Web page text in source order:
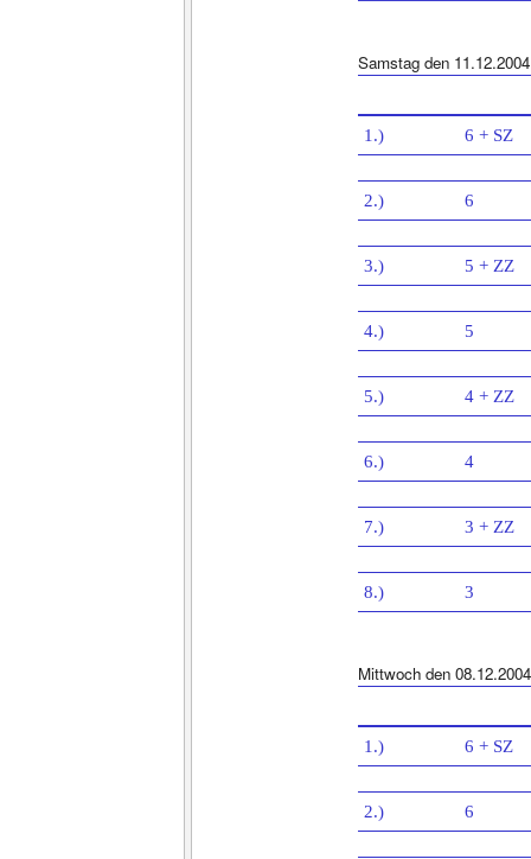
Samstag den 11.12.2004
1.) 6 + SZ
2.) 6
3.) 5 + ZZ
4.) 5
5.) 4 + ZZ
6.) 4
7.) 3 + ZZ
8.) 3
Mittwoch den 08.12.2004
1.) 6 + SZ
2.) 6